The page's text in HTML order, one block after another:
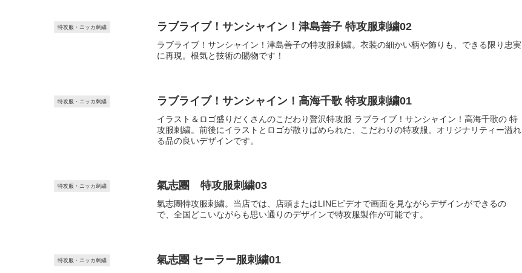
特攻服・ニッカ刺繍 ラブライブ！サンシャイン！津島善子 特攻服刺繍02
ラブライブ！サンシャイン！津島善子の特攻服刺繍。衣装の細かい柄や飾りも、できる限り忠実
に再現。根気と技術の賜物です！
特攻服・ニッカ刺繍 ラブライブ！サンシャイン！高海千歌 特攻服刺繍01
イラスト＆ロゴ盛りだくさんのこだわり贅沢特攻服 ラブライブ！サンシャイン！高海千歌の 特
攻服刺繍。前後にイラストとロゴが散りばめられた、こだわりの特攻服。オリジナリティー溢れ
る品の良いデザインです。
特攻服・ニッカ刺繍 氣志團 特攻服刺繍03
氣志團特攻服刺繍。当店では、店頭またはLINEビデオで画面を見ながらデザインができるの
で、全国どこいながらも思い通りのデザインで特攻服製作が可能です。
特攻服・ニッカ刺繍 氣志團 セーラー服刺繍01